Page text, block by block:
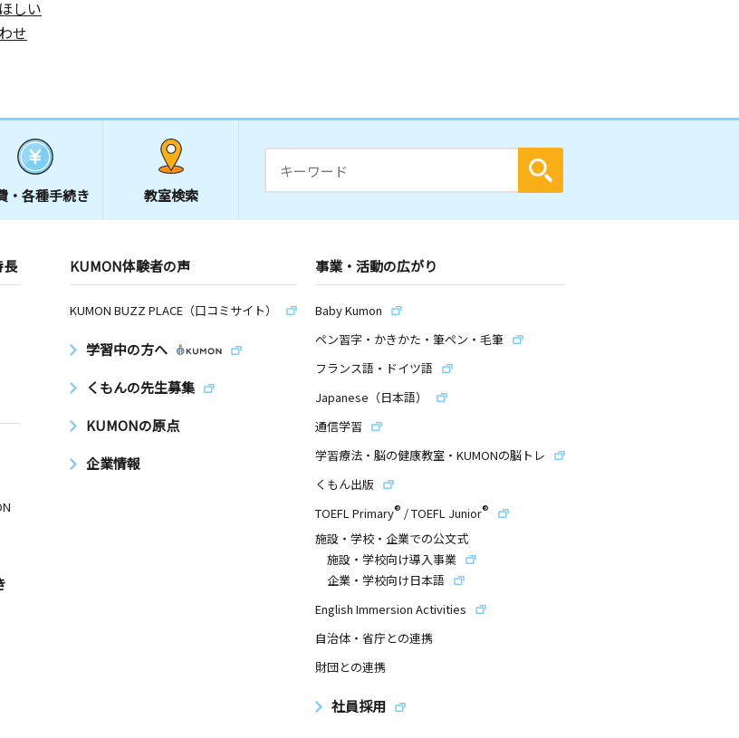
しい
せ
・ 各種手続き 教室検索
長 KUMON体験者の声
KUMON BUZZ PLACE（口コミサイト）
学習中の方へ
くもんの先生募集
KUMONの原点
企業情報
事業・活動の広がり
Baby Kumon
ペン習字・かきかた・筆ペン・毛筆
フランス語・ドイツ語
Japanese（日本語）
通信学習
学習療法・脳の健康教室・KUMONの脳トレ
くもん出版
TOEFL Primary® /TOEFL Junior®
施設・学校・企業での公文式
施設・学校向け導入事業
企業・学校向け日本語
English Immersion Activities
自治体・省庁との連携
財団との連携
社員採用